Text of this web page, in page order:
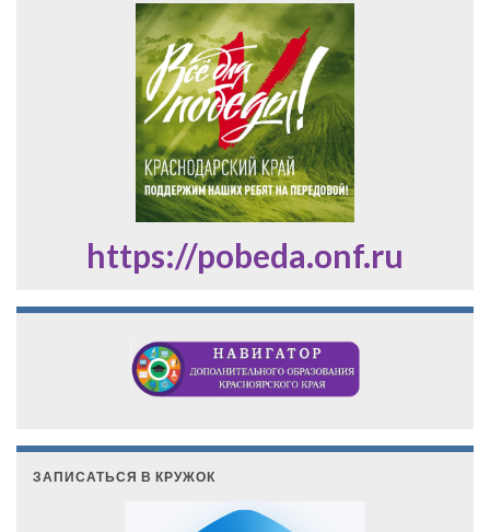
https://pobeda.onf.ru
ЗАПИСАТЬСЯ В КРУЖОК